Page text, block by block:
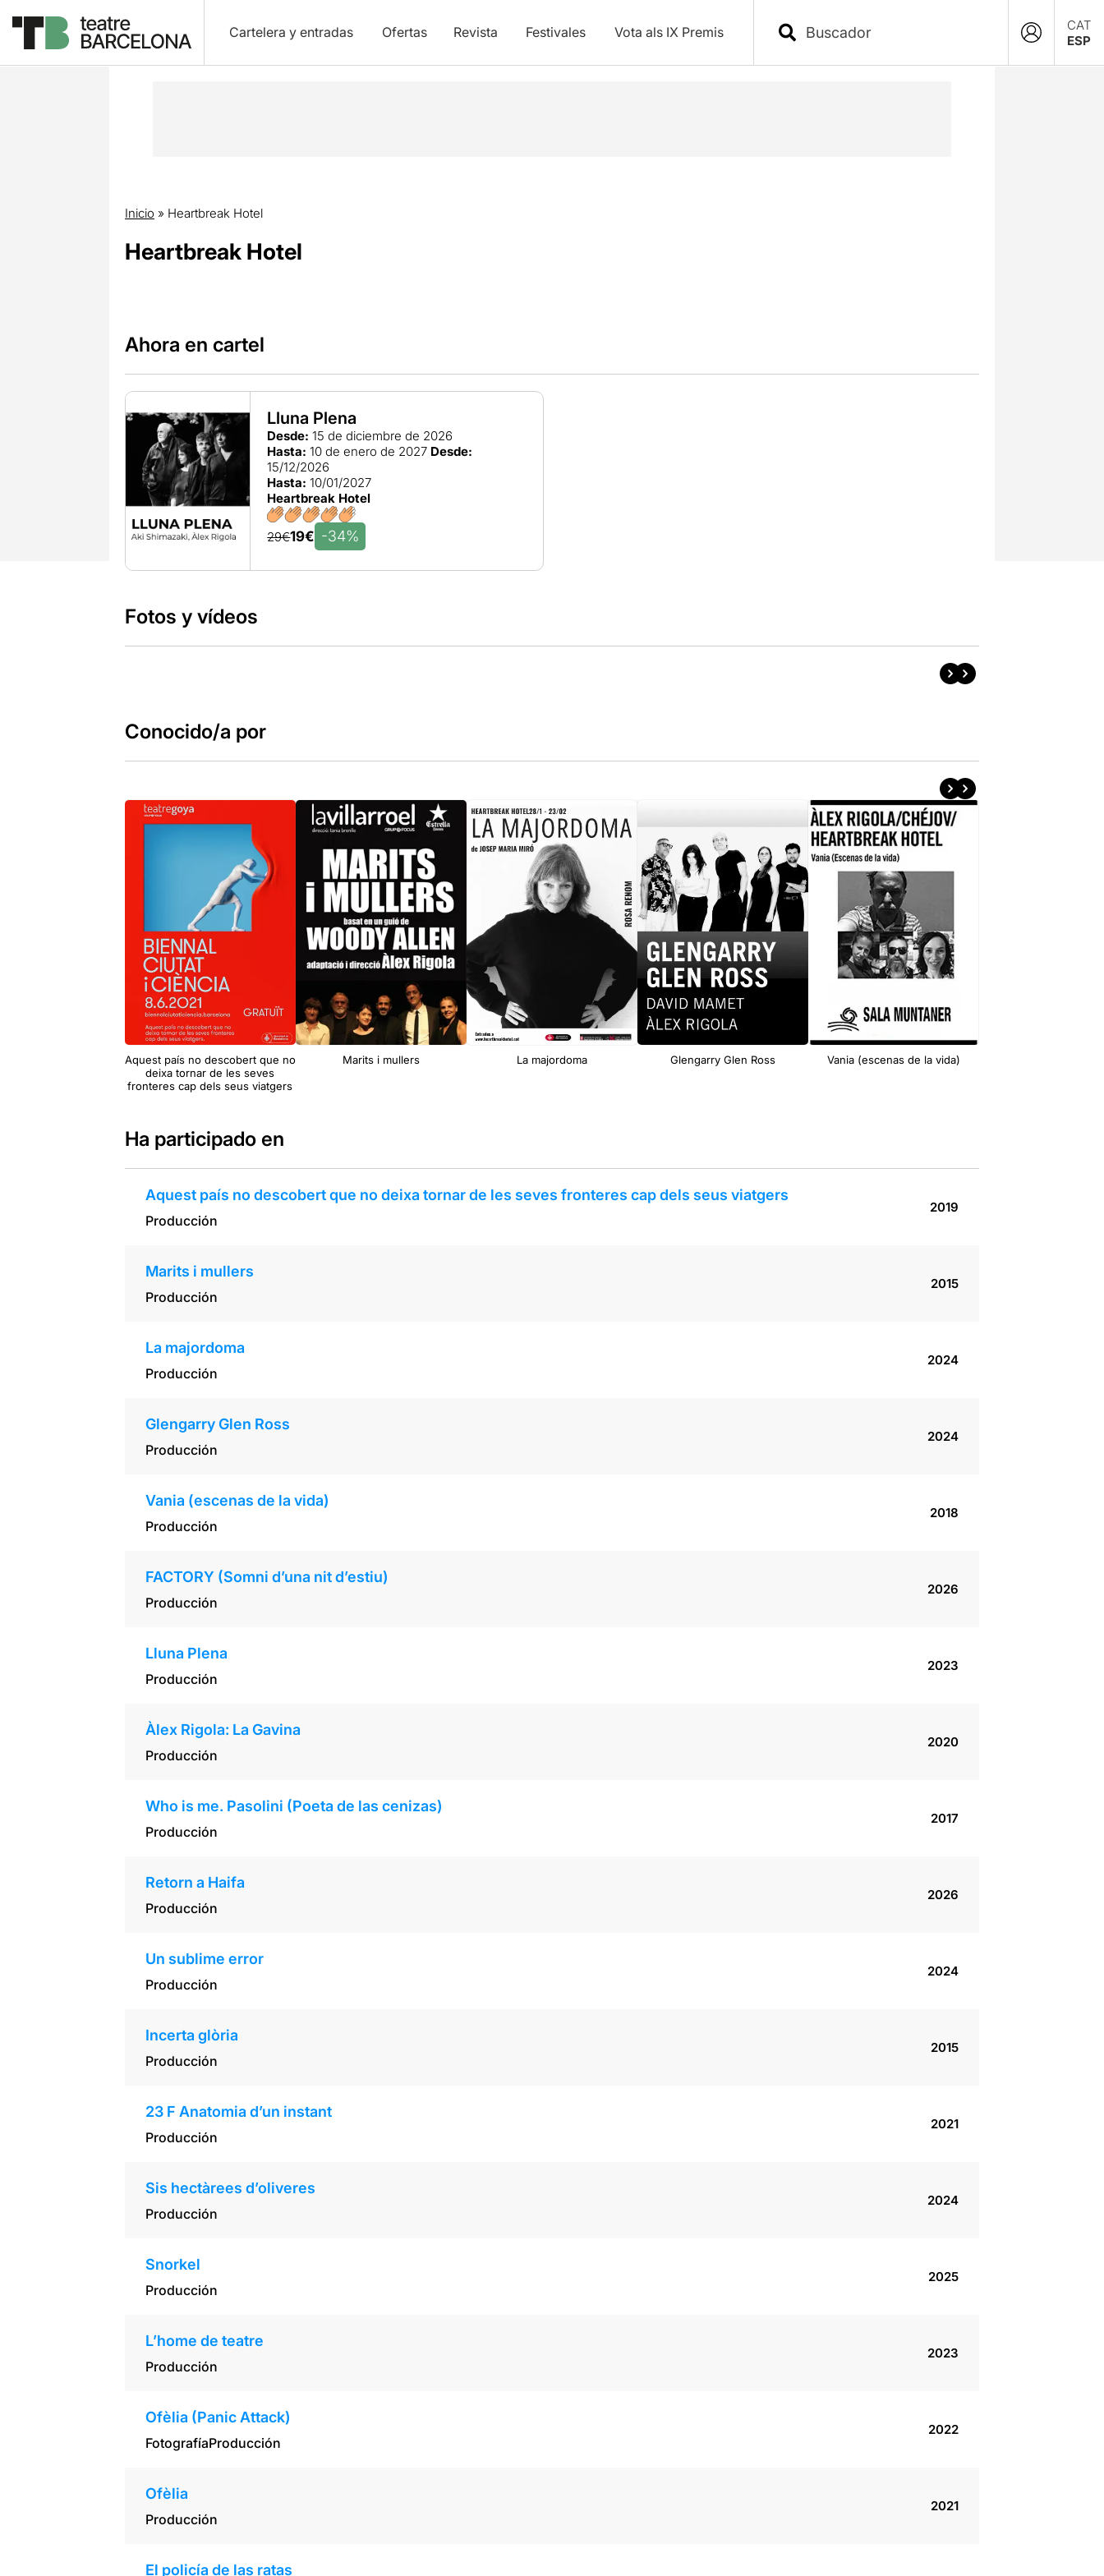
Cartelera y entradas Ofertas Revista Festivales Vota als IX Premis
CAT
ESP
Inicio » Heartbreak Hotel
Heartbreak Hotel
Ahora en cartel
Lluna Plena
Desde: 15 de diciembre de 2026
Hasta: 10 de enero de 2027 Desde:
15/12/2026
Hasta: 10/01/2027
Heartbreak Hotel
29€19€ -34%
Fotos y vídeos
Conocido/a por
Aquest país no descobert que no
deixa tornar de les seves
fronteres cap dels seus viatgers
Marits i mullers La majordoma Glengarry Glen Ross Vania (escenas de la vida)
Ha participado en
Aquest país no descobert que no deixa tornar de les seves fronteres cap dels seus viatgers
Producción
2019
Marits i mullers
Producción
2015
La majordoma
Producción
2024
Glengarry Glen Ross
Producción
2024
Vania (escenas de la vida)
Producción
2018
FACTORY (Somni d’una nit d’estiu)
Producción
2026
Lluna Plena
Producción
2023
Àlex Rigola: La Gavina
Producción
2020
Who is me. Pasolini (Poeta de las cenizas)
Producción
2017
Retorn a Haifa
Producción
2026
Un sublime error
Producción
2024
Incerta glòria
Producción
2015
23 F Anatomia d’un instant
Producción
2021
Sis hectàrees d’oliveres
Producción
2024
Snorkel
Producción
2025
L’home de teatre
Producción
2023
Ofèlia (Panic Attack)
FotografíaProducción
2022
Ofèlia
Producción
2021
El policía de las ratas